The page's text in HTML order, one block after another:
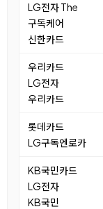
LG전자 The
구독케어
신한카드
우리카드
LG전자
우리카드
롯데카드
LG구독엔로카
KB국민카드
LG전자
KB국민